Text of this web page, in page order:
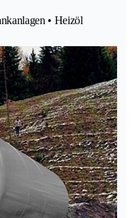
• Heizöl